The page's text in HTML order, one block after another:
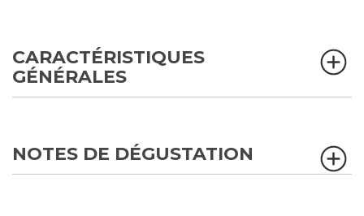
CARACTÉRISTIQUES
GÉNÉRALES
NOTES DE DÉGUSTATION